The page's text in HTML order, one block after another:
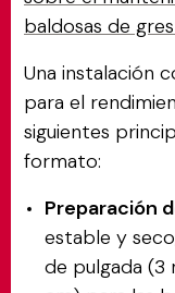
baldosas de
Una instalación
para el
siguientes
formato:
Preparación
estable y
de pulgada (3